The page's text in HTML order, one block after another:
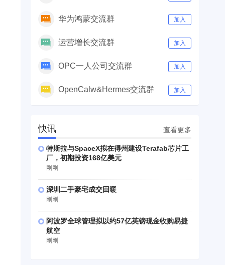
华为鸿蒙交流群 加入
运营增长交流群 加入
OPC一人公司交流群 加入
OpenCalw&Hermes交流群 加入
快讯 查看更多
特斯拉与SpaceX拟在得州建设Terafab芯片工
厂，初期投资168亿美元
刚刚
深圳二手豪宅成交回暖
刚刚
阿波罗全球管理拟以约57亿英镑现金收购易捷
航空
刚刚